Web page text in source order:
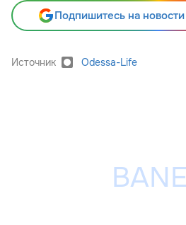
Подпишитесь на
Источник Odessa-Life